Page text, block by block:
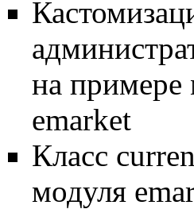
на примере
emarket
Класс
модуля